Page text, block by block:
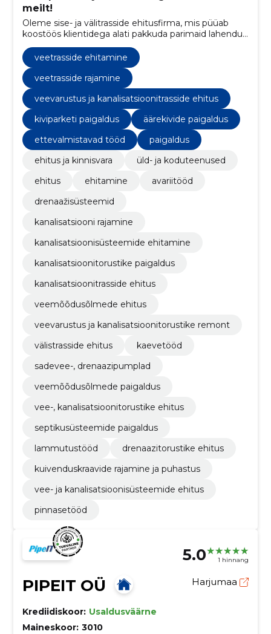
meilt!
Oleme sise- ja välitrasside ehitusfirma, mis püüab
koostöös klientidega alati pakkuda parimaid lahendusi
ja teostust, kasutades keskkonnasäästlikke
meetodeid ning kaasaegseid, vastupidavaid ja
sertifitseeritud materjale.
veetrasside ehitamine
veetrasside rajamine
veevarustus ja kanalisatsioonitrasside ehitus
kiviparketi paigaldus
äärekivide paigaldus
ettevalmistavad tööd
paigaldus
ehitus ja kinnisvara
üld- ja koduteenused
ehitus
ehitamine
avariitööd
drenaažisüsteemid
kanalisatsiooni rajamine
kanalisatsioonisüsteemide ehitamine
kanalisatsioonitorustike paigaldus
kanalisatsioonitrasside ehitus
veemõõdusõlmede ehitus
veevarustus ja kanalisatsioonitorustike remont
välistrasside ehitus
kaevetööd
sadevee-, drenaazipumplad
veemõõdusõlmede paigaldus
vee-, kanalisatsioonitorustike ehitus
septikusüsteemide paigaldus
lammutustööd
drenaazitorustike ehitus
kuivenduskraavide rajamine ja puhastus
vee- ja kanalisatsioonisüsteemide ehitus
pinnasetööd
5.0 1 hinnang
PIPEIT OÜ Harjumaa
Krediidiskoor: Usaldusväärne
Maineskoor: 3010